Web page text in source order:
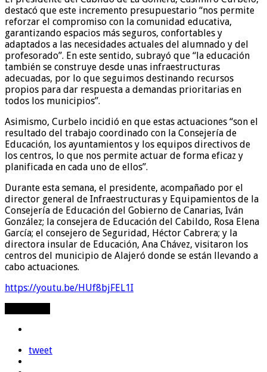
destacó que este incremento presupuestario “nos permite
reforzar el compromiso con la comunidad educativa,
garantizando espacios más seguros, confortables y
adaptados a las necesidades actuales del alumnado y del
profesorado”. En este sentido, subrayó que “la educación
también se construye desde unas infraestructuras
adecuadas, por lo que seguimos destinando recursos
propios para dar respuesta a demandas prioritarias en
todos los municipios”.
Asimismo, Curbelo incidió en que estas actuaciones “son el
resultado del trabajo coordinado con la Consejería de
Educación, los ayuntamientos y los equipos directivos de
los centros, lo que nos permite actuar de forma eficaz y
planificada en cada uno de ellos”.
Durante esta semana, el presidente, acompañado por el
director general de Infraestructuras y Equipamientos de la
Consejería de Educación del Gobierno de Canarias, Iván
González; la consejera de Educación del Cabildo, Rosa Elena
García; el consejero de Seguridad, Héctor Cabrera; y la
directora insular de Educación, Ana Chávez, visitaron los
centros del municipio de Alajeró donde se están llevando a
cabo actuaciones.
https://youtu.be/HUf8bjFEL1I
tweet